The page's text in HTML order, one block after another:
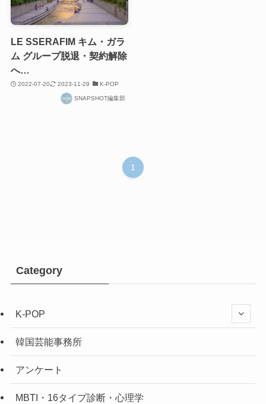
LE SSERAFIM キム・ガラ
ム グループ脱退・契約解除
へ…
2022-07-20 2023-11-29 K-POP
SNAPSHOT編集部
1
Category
K-POP
韓国芸能事務所
アンケート
MBTI・16タイプ診断・心理学